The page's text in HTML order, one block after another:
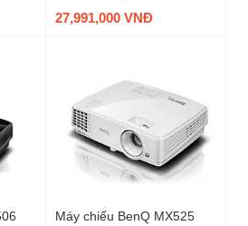
27,991,000 VNĐ
Máy chiếu BenQ MX525